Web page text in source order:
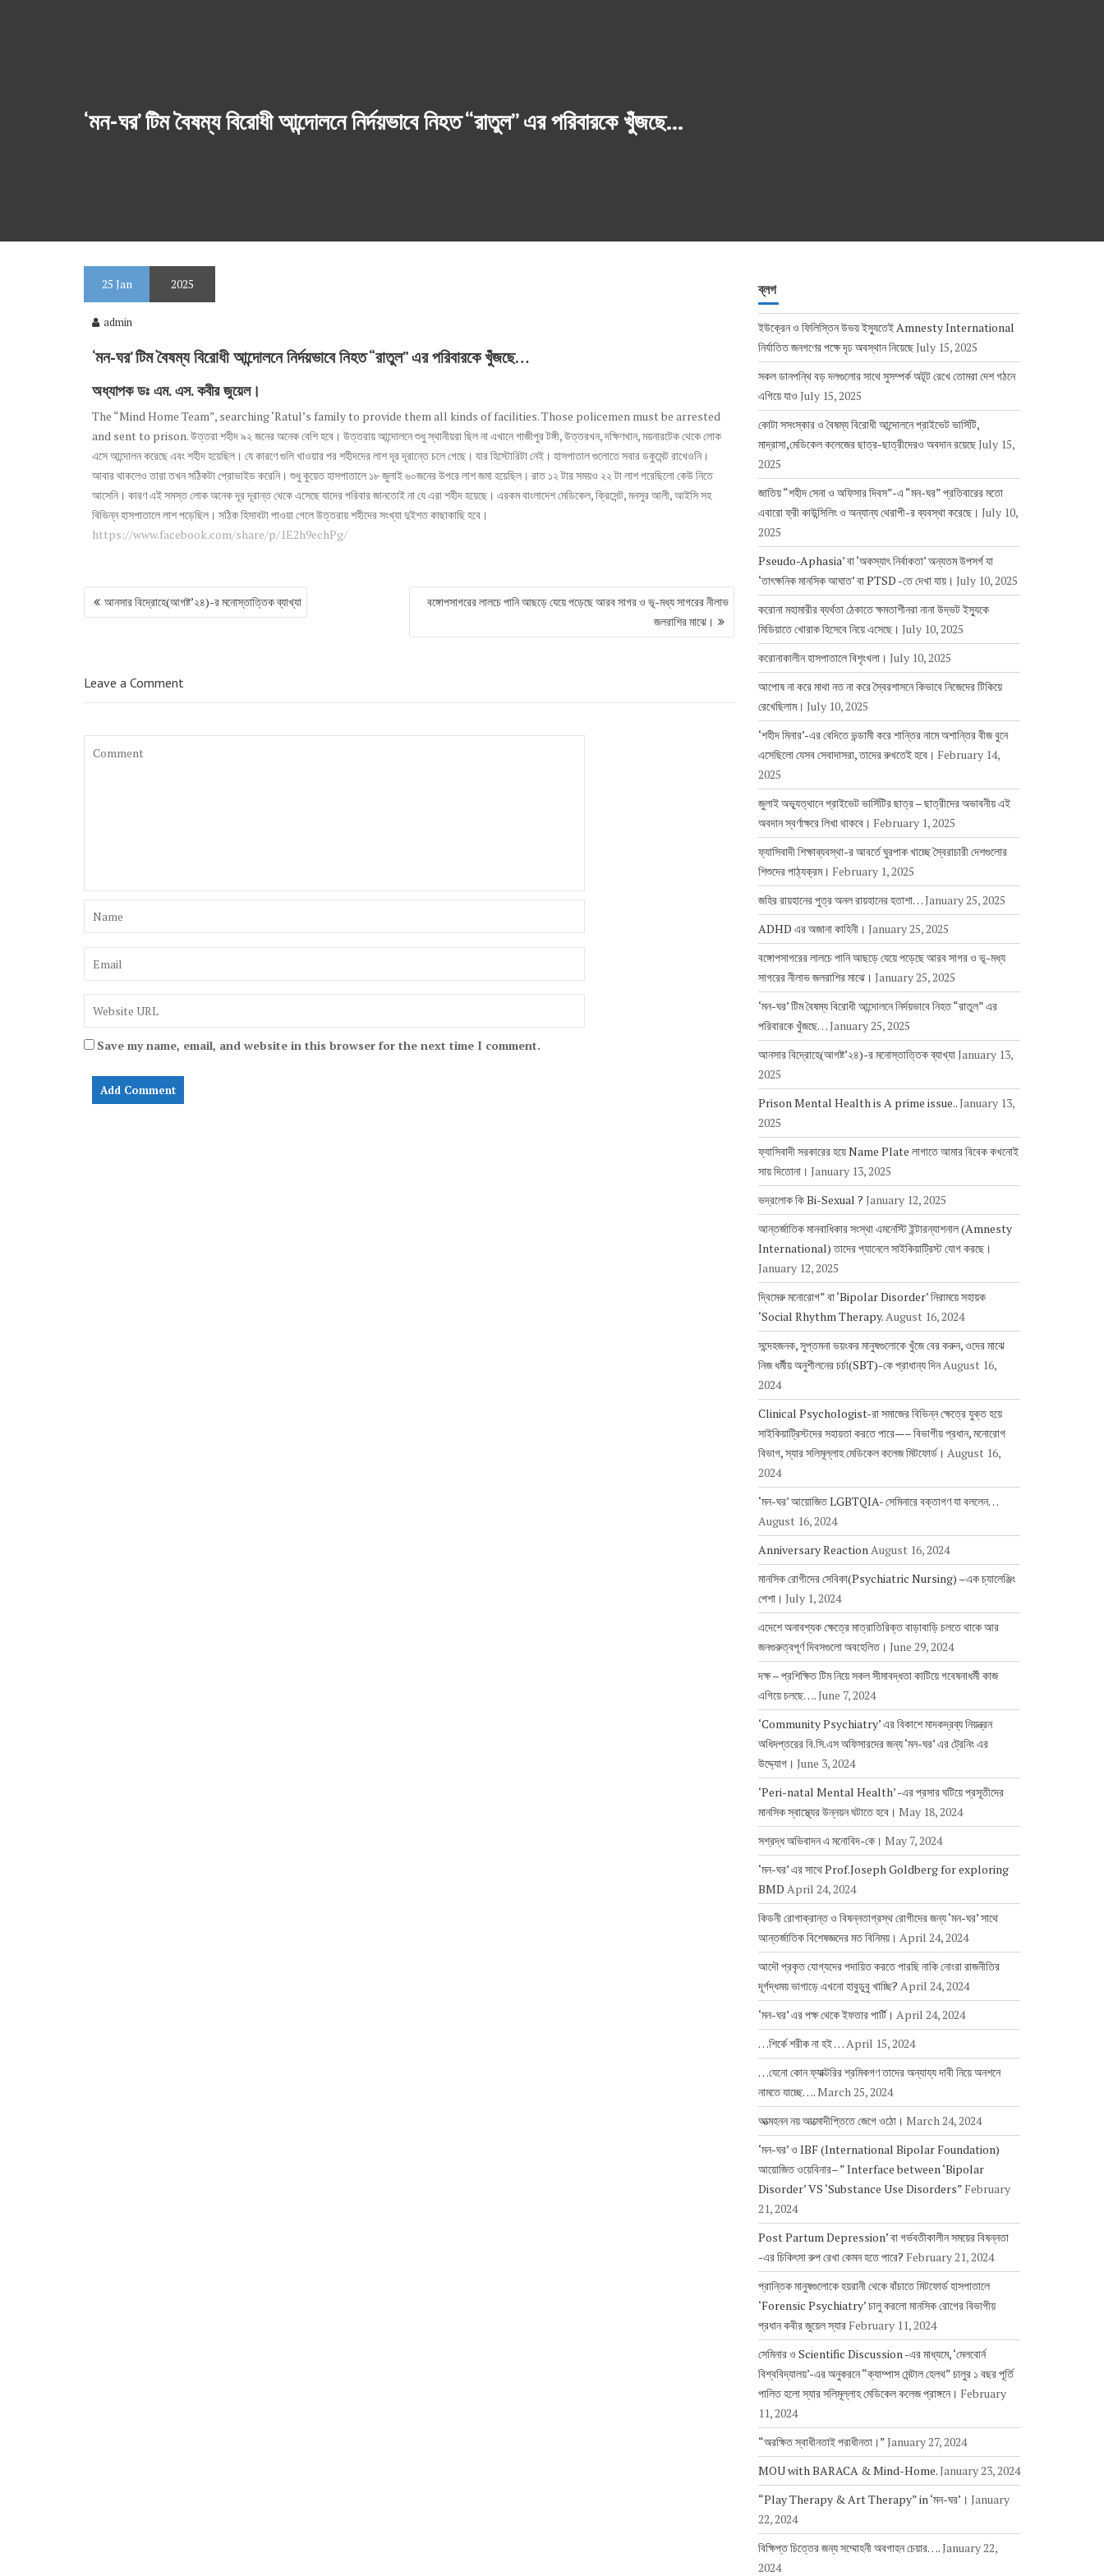
‘মন-ঘর’ টিম বৈষম্য বিরোধী আন্দোলনে নির্দয়ভাবে নিহত “রাতুল” এর পরিবারকে খুঁজছে…
25 Jan 2025
admin
‘মন-ঘর’ টিম বৈষম্য বিরোধী আন্দোলনে নির্দয়ভাবে নিহত “রাতুল” এর পরিবারকে খুঁজছে…
অধ্যাপক ডঃ এম. এস. কবীর জুয়েল।
The “Mind Home Team”, searching ‘Ratul’s family to provide them all kinds of facilities. Those policemen must be arrested
and sent to prison. উত্তরা শহীদ ৯২ জনের অনেক বেশি হবে। উত্তরায় আন্দোলনে শুধু স্থানীয়রা ছিল না এখানে গাজীপুর টঙ্গী, উত্তরখন, দক্ষিণখান, ময়নারটেক থেকে লোক
এসে আন্দোলন করেছে এবং শহীদ হয়েছিল। যে কারণে গুলি খাওয়ার পর শহীদদের লাশ দূর দূরান্তে চলে গেছে। যার হিস্টোরিটা নেই। হাসপাতাল গুলোতে সবার ডকুমেন্ট রাখেওনি।
আবার থাকলেও তারা তখন সঠিকটা প্রোভাইড করেনি। শুধু কুয়েত হাসপাতালে ১৮ জুলাই ৬০জনের উপরে লাশ জমা হয়েছিল। রাত ১২ টার সময়ও ২২ টা লাশ পরেছিলো কেউ নিতে
আসেনি। কারণ এই সমস্ত লোক অনেক দূর দূরান্ত থেকে এসেছে যাদের পরিবার জানতোই না যে এরা শহীদ হয়েছে। এরকম বাংলাদেশ মেডিকেল, ক্রিসেন্ট, মনসুর আলী, আইসি সহ
বিভিন্ন হাসপাতালে লাশ পড়েছিল। সঠিক হিসাবটা পাওয়া গেলে উত্তরায় শহীদের সংখ্যা দুইশত কাছাকাছি হবে।
https://www.facebook.com/share/p/1E2h9echPg/
P
n
a
i
আনসার বিদ্রোহে(আগষ্ট’২৪)-র মনোস্তাত্তিক ব্যাখ্যা
বঙ্গোপসাগরের লালচে পানি আছড়ে যেয়ে পড়েছে আরব সাগর ও ভূ-মধ্য সাগরের নীলাভ
জলরাশির মাঝে।
Leave a Comment
Save my name, email, and website in this browser for the next time I comment.
ব্লগ
ইউক্রেন ও ফিলিস্তিন উভয় ইস্যুতেই Amnesty International
নির্যাতিত জনগণের পক্ষে দৃঢ অবস্থান নিয়েছেJuly 15, 2025
সকল ডানপন্থি বড় দলগুলোর সাথে সুসম্পর্ক অটূট রেখে তোমরা দেশ গঠনে
এগিয়ে যাও July 15, 2025
কোটা সসংস্কার ও বৈষম্য বিরোধী আন্দোলনে প্রাইভেট ভার্সিটি,
মাদ্রাসা,মেডিকেল কলেজের ছাত্র-ছাত্রীদেরও অবদান রয়েছেJuly 15,
2025
জাতিয় “শহীদ সেনা ও অফিসার দিবস”-এ “মন-ঘর” প্রতিবারের মতো
এবারো ফ্রী কাউন্সিলিং ও অন্যান্য থেরাপী-র ব্যবস্থা করেছে। July 10,
2025
Pseudo-Aphasia’ বা ‘অকস্যাৎ নির্বাকতা’ অন্যতম উপসর্গ যা
‘তাৎক্ষনিক মানসিক আঘাত’ বা PTSD -তে দেখা যায়। July 10, 2025
করোনা মহামারীর ব্যর্থতা ঠেকাতে ক্ষমতাশীনরা নানা উদ্ভট ইস্যুকে
মিডিয়াতে খোরাক হিসেবে নিয়ে এসেছে। July 10, 2025
করোনাকালীন হাসপাতালে বিশৃংখলা। July 10, 2025
আপোষ না করে মাথা নত না করে স্বৈরশাসনে কিভাবে নিজেদের টিকিয়ে
রেখেছিলাম। July 10, 2025
‘শহীদ মিনার’-এর বেদিতে ভন্ডামী করে শান্তির নামে অশান্তির বীজ বুনে
এসেছিলো যেসব সেবাদাসরা, তাদের রুখতেই হবে। February 14,
2025
জুলাই অভ্যূত্থানে প্রাইভেট ভার্সিটির ছাত্র – ছাত্রীদের অভাবনীয় এই
অবদান স্বর্ণাক্ষরে লিখা থাকবে। February 1, 2025
ফ্যাসিবাদী শিক্ষাব্যবস্থা-র আবর্তে ঘুরপাক খাচ্ছে স্বৈরাচারী দেশগুলোর
শিশুদের পাঠ্যক্রম। February 1, 2025
জহির রায়হানের পুত্র অনল রায়হানের হতাশা…January 25, 2025
ADHD এর অজানা কাহিনী। January 25, 2025
বঙ্গোপসাগরের লালচে পানি আছড়ে যেয়ে পড়েছে আরব সাগর ও ভূ-মধ্য
সাগরের নীলাভ জলরাশির মাঝে। January 25, 2025
‘মন-ঘর’ টিম বৈষম্য বিরোধী আন্দোলনে নির্দয়ভাবে নিহত “রাতুল” এর
পরিবারকে খুঁজছে…January 25, 2025
আনসার বিদ্রোহে(আগষ্ট’২৪)-র মনোস্তাত্তিক ব্যাখ্যাJanuary 13,
2025
Prison Mental Health is A prime issue..January 13,
2025
ফ্যাসিবাদী সরকারের হয়ে Name Plate লাগাতে আমার বিবেক কখনোই
সায় দিতোনা। January 13, 2025
ভদ্রলোক কি Bi-Sexual ? January 12, 2025
আন্তর্জাতিক মানবাধিকার সংস্থা এমনেস্টি ইন্টারন্যাশনাল (Amnesty
International) তাদের প্যানেলে সাইকিয়াট্রিস্ট যোগ করছে।
January 12, 2025
দ্বিমেরু মনোরোগ” বা ‘Bipolar Disorder’ নিরাময়ে সহায়ক
‘Social Rhythm Therapy.August 16, 2024
সন্দেহজনক, সুপ্তমনা ভয়ংকর মানুষগুলোকে খুঁজে বের করুন, ওদের মাঝে
নিজ ধর্মীয় অনুশীলনের চর্চা(SBT)-কে প্রাধান্য দিনAugust 16,
2024
Clinical Psychologist-রা সমাজের বিভিন্ন ক্ষেত্রে যুক্ত হয়ে
সাইকিয়াট্রিস্টদের সহায়তা করতে পারে—– বিভাগীয় প্রধান, মনোরোগ
বিভাগ, স্যার সলিমূল্লাহ মেডিকেল কলেজ মিটফোর্ড। August 16,
2024
‘মন-ঘর’ আয়োজিত LGBTQIA- সেমিনারে বক্তাগণ যা বললেন…
August 16, 2024
Anniversary ReactionAugust 16, 2024
মানসিক রোগীদের সেবিকা(Psychiatric Nursing) –এক চ্যালেঞ্জিং
পেশা। July 1, 2024
এদেশে অনাবশ্যক ক্ষেত্রে মাত্রাতিরিক্ত বাড়াবাড়ি চলতে থাকে আর
জনগুরুত্বপূর্ণ দিবসগুলো অবহেলিত। June 29, 2024
দক্ষ – প্রশিক্ষিত টিম নিয়ে সকল সীমাবদ্ধতা কাটিয়ে গবেষনাধর্মী কাজ
এগিয়ে চলছে….June 7, 2024
‘Community Psychiatry’ এর বিকাশে মাদকদ্রব্য নিয়ন্ত্রন
অধিদপ্তরের বি.সি.এস অফিসারদের জন্য ‘মন-ঘর’ এর ট্রেনিং এর
উদ্দ্যোগ। June 3, 2024
‘Peri-natal Mental Health’ -এর প্রসার ঘটিয়ে প্রসূতীদের
মানসিক স্বাস্থ্যের উন্নয়ন ঘটাতে হবে। May 18, 2024
সশ্রদ্ধ অভিবাদন এ মনোবিদ-কে। May 7, 2024
‘মন-ঘর’ এর সাথে Prof.Joseph Goldberg for exploring
BMD April 24, 2024
কিডনী রোগাক্রান্ত ও বিষন্নতাগ্রস্থ রোগীদের জন্য ‘মন-ঘর’ সাথে
আন্তর্জাতিক বিশেষজ্ঞদের মত বিনিময়। April 24, 2024
আদৌ প্রকৃত যোগ্যদের পদায়িত করতে পারছি নাকি নোংরা রাজনীতির
দূর্গদ্ধময় ভাগাড়ে এখনো হাবুডুবু খাচ্ছি? April 24, 2024
‘মন-ঘর’ এর পক্ষ থেকে ইফতার পার্টি। April 24, 2024
…শির্কে শরীক না হই …April 15, 2024
…যেনো কোন ফ্যাক্টরির শ্রমিকগণ তাদের অন্যায্য দাবী নিয়ে অনশনে
নামতে যাচ্ছে….March 25, 2024
আত্মহনন নয় আত্মোদীপ্তিতে জেগে ওঠো। March 24, 2024
‘মন-ঘর’ ও IBF (International Bipolar Foundation)
আয়োজিত ওয়েবিনার– ” Interface between ‘Bipolar
Disorder’ VS ‘Substance Use Disorders” February
21, 2024
Post Partum Depression’ বা গর্ভবতীকালীন সময়ের বিষন্নতা
-এর চিকিৎসা রুপ রেখা কেমন হতে পারে? February 21, 2024
প্রান্তিক মানুষগুলোকে হয়রানী থেকে বাঁচাতে মিটফোর্ড হাসপাতালে
‘Forensic Psychiatry’ চালু করলো মানসিক রোগের বিভাগীয়
প্রধান কবীর জুয়েল স্যার February 11, 2024
সেমিনার ও Scientific Discussion -এর মাধ্যমে, ‘মেলবোর্ন
বিশ্ববিদ্যালয়’-এর অনুকরনে “ক্যাম্পাস মেন্টাল হেলথ” চালুর ১ বছর পূর্তি
পালিত হলো স্যার সলিমূল্লাহ মেডিকেল কলেজ প্রাঙ্গনে। February
11, 2024
“অরক্ষিত স্বাধীনতাই পরাধীনতা।”January 27, 2024
MOU with BARACA & Mind-Home.January 23, 2024
“Play Therapy & Art Therapy” in ‘মন-ঘর’। January
22, 2024
বিক্ষিপ্ত চিত্তের জন্য সম্মোহনী অবগাহন চেয়ার….January 22,
2024